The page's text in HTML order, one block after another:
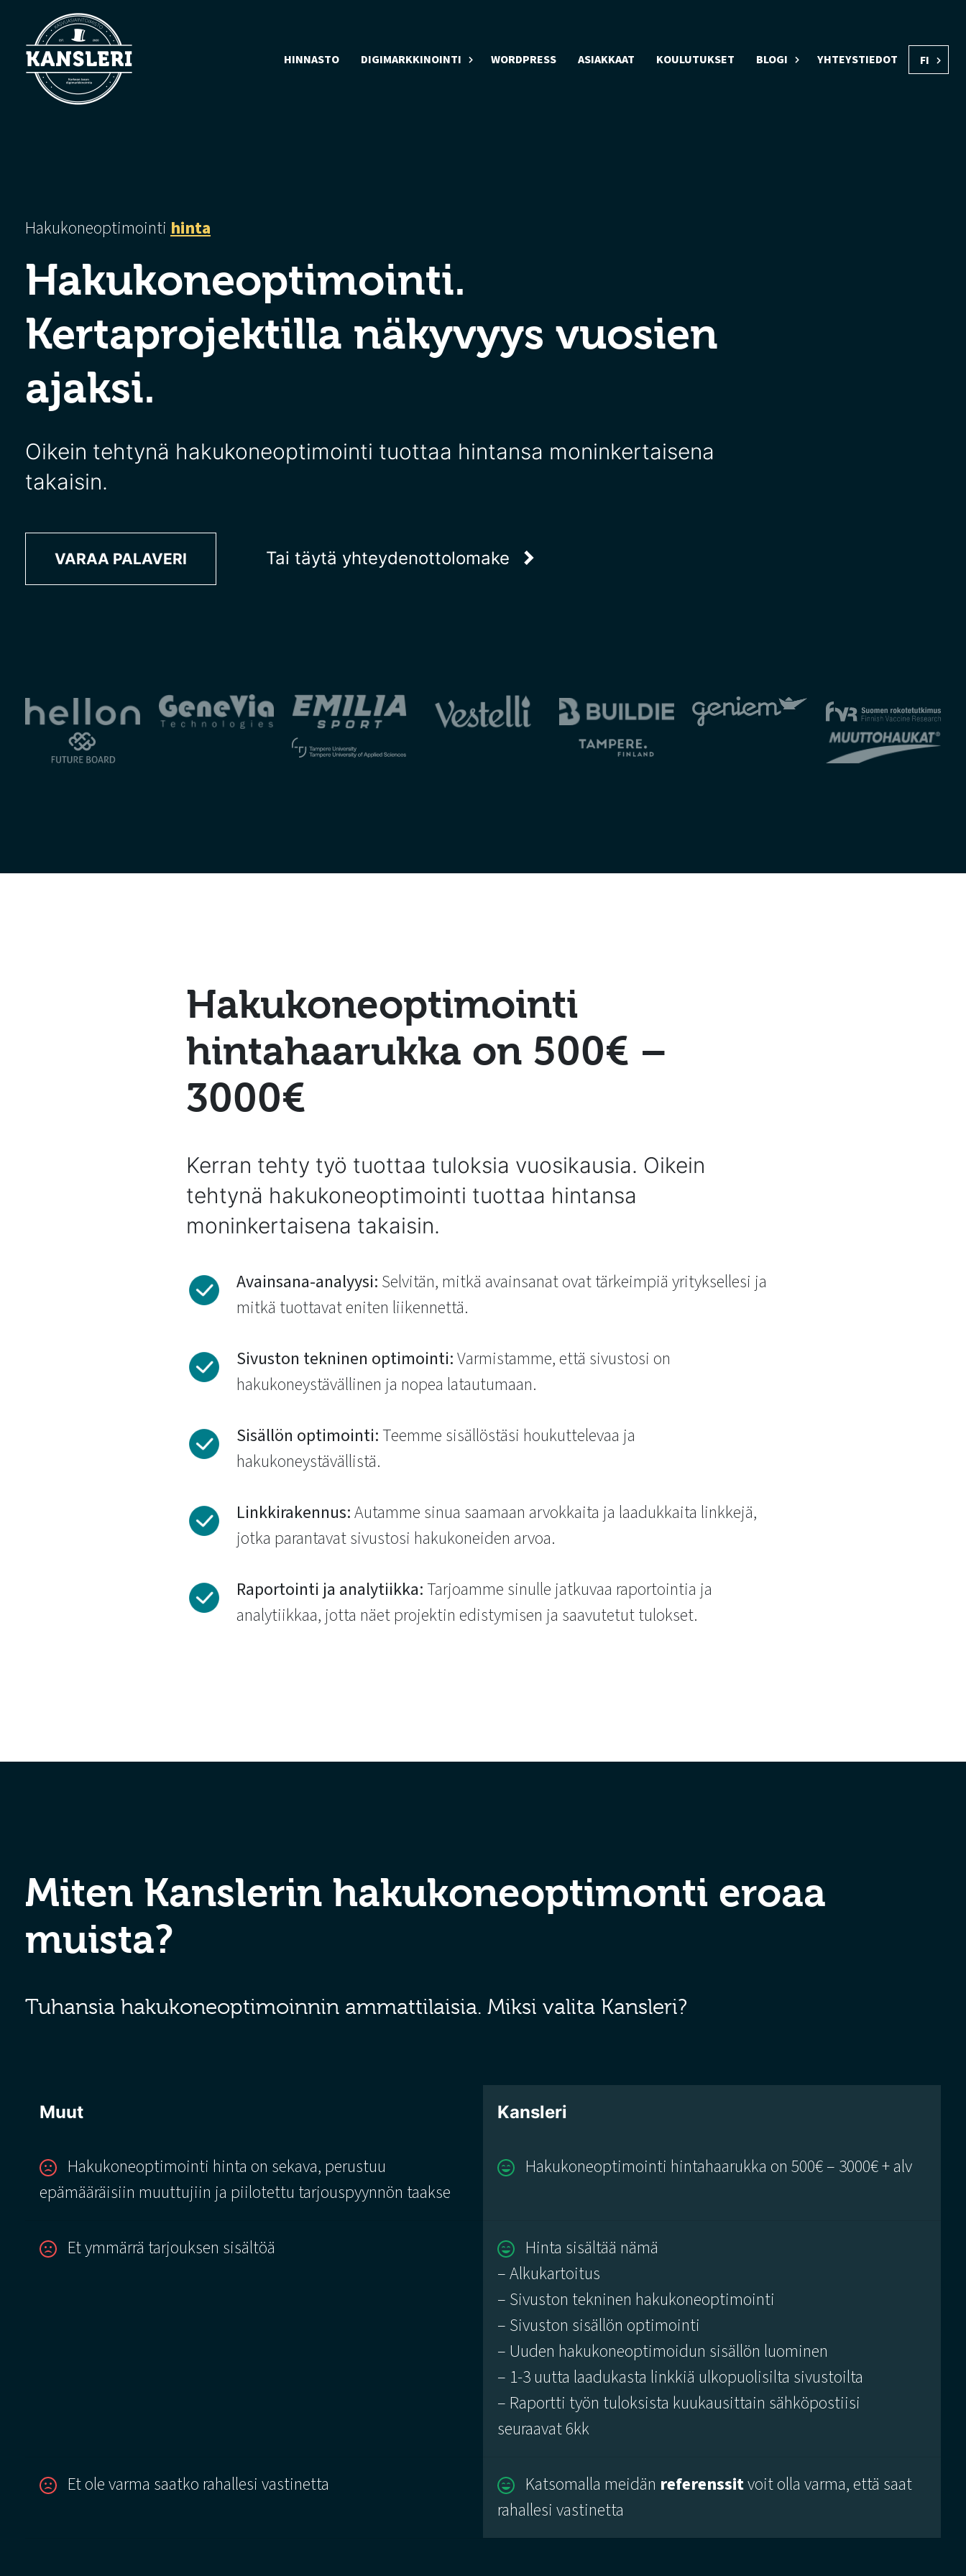
HINNASTO DIGIMARKKINOINTI WORDPRESS ASIAKKAAT KOULUTUKSET BLOGI YHTEYSTIEDOT FI
Hakukoneoptimointi hinta
Hakukone­optimointi.
Kertaprojektilla näkyvyys vuosien
ajaksi.
Oikein tehtynä hakukoneoptimointi tuottaa hintansa moninkertaisena
takaisin.
VARAA PALAVERI Tai täytä yhteydenottolomake
Hakukone­optimointi
hintahaarukka on 500€ –
3000€
Kerran tehty työ tuottaa tuloksia vuosikausia. Oikein
tehtynä hakukoneoptimointi tuottaa hintansa
moninkertaisena takaisin.
Avainsana-analyysi: Selvitän, mitkä avainsanat ovat tärkeimpiä yrityksellesi ja
mitkä tuottavat eniten liikennettä.
Sivuston tekninen optimointi:Varmistamme, että sivustosi on
hakukoneystävällinen ja nopea latautumaan.
Sisällön optimointi:Teemme sisällöstäsi houkuttelevaa ja
hakukoneystävällistä.
Linkkirakennus:Autamme sinua saamaan arvokkaita ja laadukkaita linkkejä,
jotka parantavat sivustosi hakukoneiden arvoa.
Raportointi ja analytiikka:Tarjoamme sinulle jatkuvaa raportointia ja
analytiikkaa, jotta näet projektin edistymisen ja saavutetut tulokset.
Miten Kanslerin hakukoneoptimonti eroaa
muista?
Tuhansia hakukoneoptimoinnin ammattilaisia. Miksi valita Kansleri?
Muut Kansleri
Hakukoneoptimointi hinta on sekava, perustuu
epämääräisiin muuttujiin ja piilotettu tarjouspyynnön taakse
Hakukoneoptimointi hintahaarukka on 500€ – 3000€ + alv
Et ymmärrä tarjouksen sisältöä
Hinta sisältää nämä
– Alkukartoitus
– Sivuston tekninen hakukoneoptimointi
– Sivuston sisällön optimointi
– Uuden hakukoneoptimoidun sisällön luominen
– 1-3 uutta laadukasta linkkiä ulkopuolisilta sivustoilta
– Raportti työn tuloksista kuukausittain sähköpostiisi
seuraavat 6kk
Et ole varma saatko rahallesi vastinetta Katsomalla meidän referenssitvoit olla varma, että saat
rahallesi vastinetta